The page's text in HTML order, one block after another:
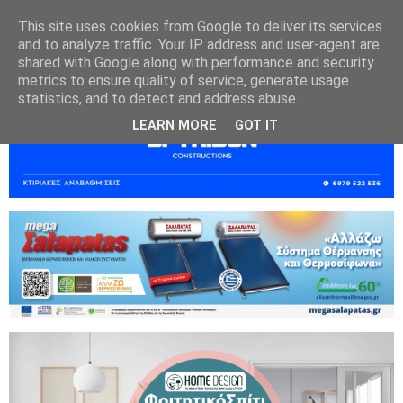
This site uses cookies from Google to deliver its services
and to analyze traffic. Your IP address and user-agent are
shared with Google along with performance and security
metrics to ensure quality of service, generate usage
statistics, and to detect and address abuse.
LEARN MORE GOT IT